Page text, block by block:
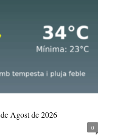
Agost de 2026
0